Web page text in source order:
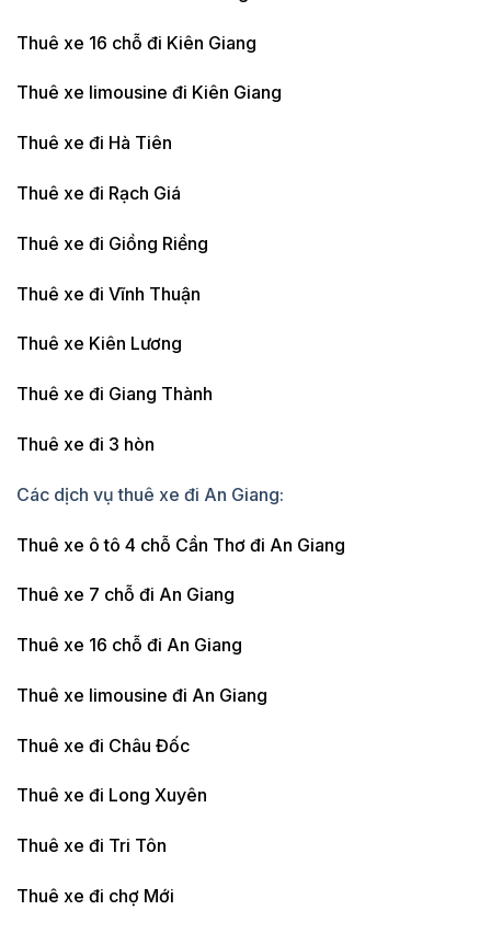
Thuê xe 16 chỗ đi Kiên Giang
Thuê xe limousine đi Kiên Giang
Thuê xe đi Hà Tiên
Thuê xe đi Rạch Giá
Thuê xe đi Giồng Riềng
Thuê xe đi Vĩnh Thuận
Thuê xe Kiên Lương
Thuê xe đi Giang Thành
Thuê xe đi 3 hòn
Các dịch vụ thuê xe đi An Giang:
Thuê xe ô tô 4 chỗ Cần Thơ đi An Giang
Thuê xe 7 chỗ đi An Giang
Thuê xe 16 chỗ đi An Giang
Thuê xe limousine đi An Giang
Thuê xe đi Châu Đốc
Thuê xe đi Long Xuyên
Thuê xe đi Tri Tôn
Thuê xe đi chợ Mới